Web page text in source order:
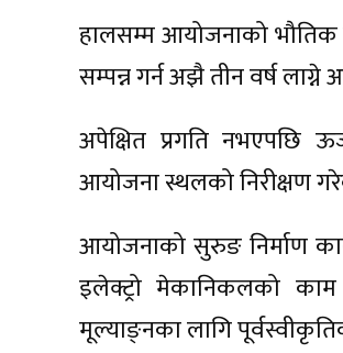
हालसम्म आयोजनाको भौतिक
सम्पन्न गर्न अझै तीन वर्ष
अपेक्षित प्रगति नभएपछि
आयोजना स्थलको निरीक्षण
आयोजनाको सुरुङ निर्माण
इलेक्ट्रो मेकानिकलको काम
मूल्याङ्नका लागि